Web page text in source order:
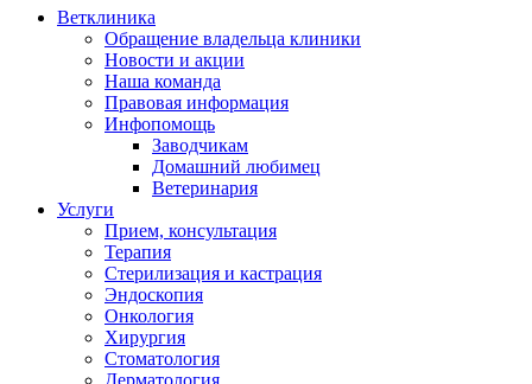
Ветклиника
Обращение владельца клиники
Новости и акции
Наша команда
Правовая информация
Инфопомощь
Заводчикам
Домашний любимец
Ветеринария
Услуги
Прием, консультация
Терапия
Стерилизация и кастрация
Эндоскопия
Онкология
Хирургия
Стоматология
Дерматология